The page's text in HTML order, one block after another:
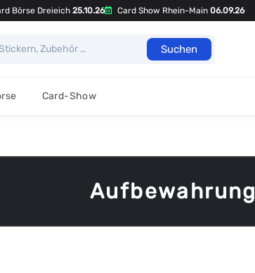
Börse Dreieich 25.10.26 Card Show Rhein-Main 06.09.26
Suchen
Card-Show
Aufbewahrung